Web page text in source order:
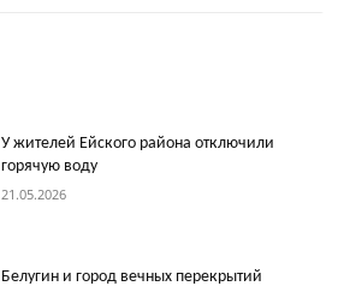
У жителей Ейского района отключили
горячую воду
21.05.2026
Белугин и город вечных перекрытий